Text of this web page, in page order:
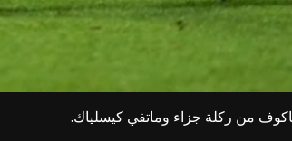
من ركلة جزاء وماتفي كيسلياك.